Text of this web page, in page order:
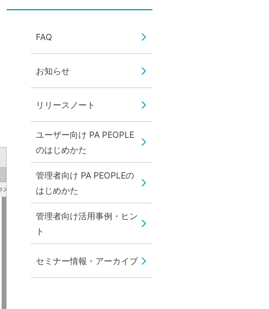
ん。ストアに移動し
FAQ
お知らせ
リリースノート
ユーザー向け PA PEOPLE
のはじめかた
管理者向け PA PEOPLEの
はじめかた
管理者向け活用事例・ヒン
ト
セミナー情報・アーカイブ